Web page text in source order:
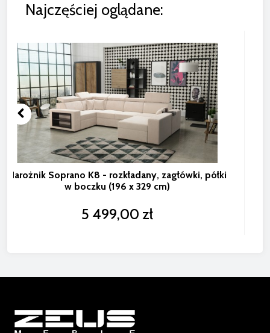
Najczęściej oglądane:
Narożnik Soprano K8 - rozkładany, zagłówki, półki
w boczku (196 x 329 cm)
5 499,00 zł